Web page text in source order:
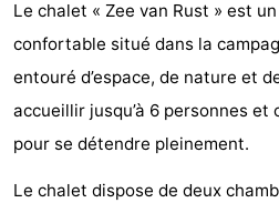
nuit
-
Loverendale
Résidence
Wijngaerde
Campings
Chambre
Le chalet « Zee van Rust » est
confortable situé dans la
entouré d’espace, de nature et
accueillir jusqu’à 6 personnes
pour se détendre pleinement.
Le chalet dispose de deux